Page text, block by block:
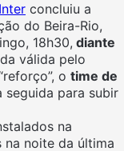
Inter concluiu a
do Beira-Rio,
18h30, diante
válida pelo
o time de
para subir
na
noite da última